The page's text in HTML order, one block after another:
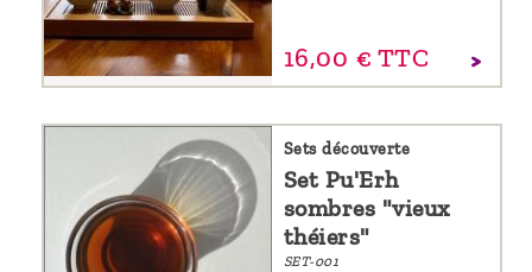
16,00 € TTC
Sets découverte
Set Pu'Erh
sombres "vieux
théiers"
SET-001